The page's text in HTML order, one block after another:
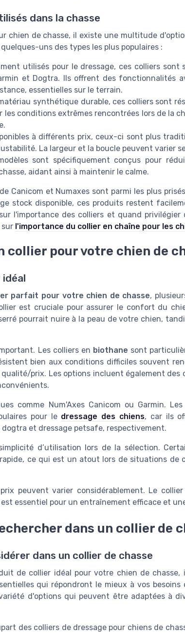
dans la chasse
chien de chasse, il existe une multitude
uns des types les plus populaires :
utilisés pour le dressage, ces colliers sont
et Dogtra. Ils offrent des fonctionnalités
essentielles sur le terrain.
synthétique durable, ces colliers sont
les conditions extrêmes rencontrées lors de la
à différents prix, ceux-ci sont plus
La largeur et la boucle peuvent varier
sont spécifiquement conçus pour
aidant ainsi à maintenir le calme.
Canicom et Numaxes sont parmi les plus
stock disponible, ces produits restent
l'importance des colliers et quand privilégier
l'importance du collier en chaîne pour les
collier pour votre chien de
idéal
parfait pour votre chien de chasse,
est cruciale pour assurer le confort du
pourrait nuire à la peau de votre chien,
Les colliers en biothane sont
bien aux conditions difficiles souvent
prix. Les options incluent également des
comme Num'Axes Canicom ou Garmin.
pour le dressage des chiens, car ils
et dressage petsafe, respectivement.
d’utilisation lors de la sélection.
ce qui est un atout lors de situations de
peuvent varier considérablement. Le
essentiel pour un entraînement efficace et
dans un collier de
dans un collier de chasse
de collier idéal pour votre chien de
qui répondront le mieux à vos
d'options qui peuvent être adaptées à
des colliers de dressage pour chiens de